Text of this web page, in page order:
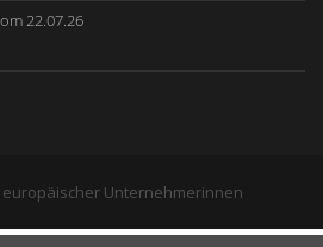
22.07.26
europäischer Unternehmerinnen